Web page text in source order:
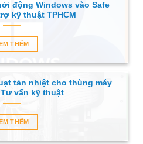
động Windows vào Safe
kỹ thuật TPHCM
THÊM
tản nhiệt cho thùng máy
vấn kỹ thuật
THÊM